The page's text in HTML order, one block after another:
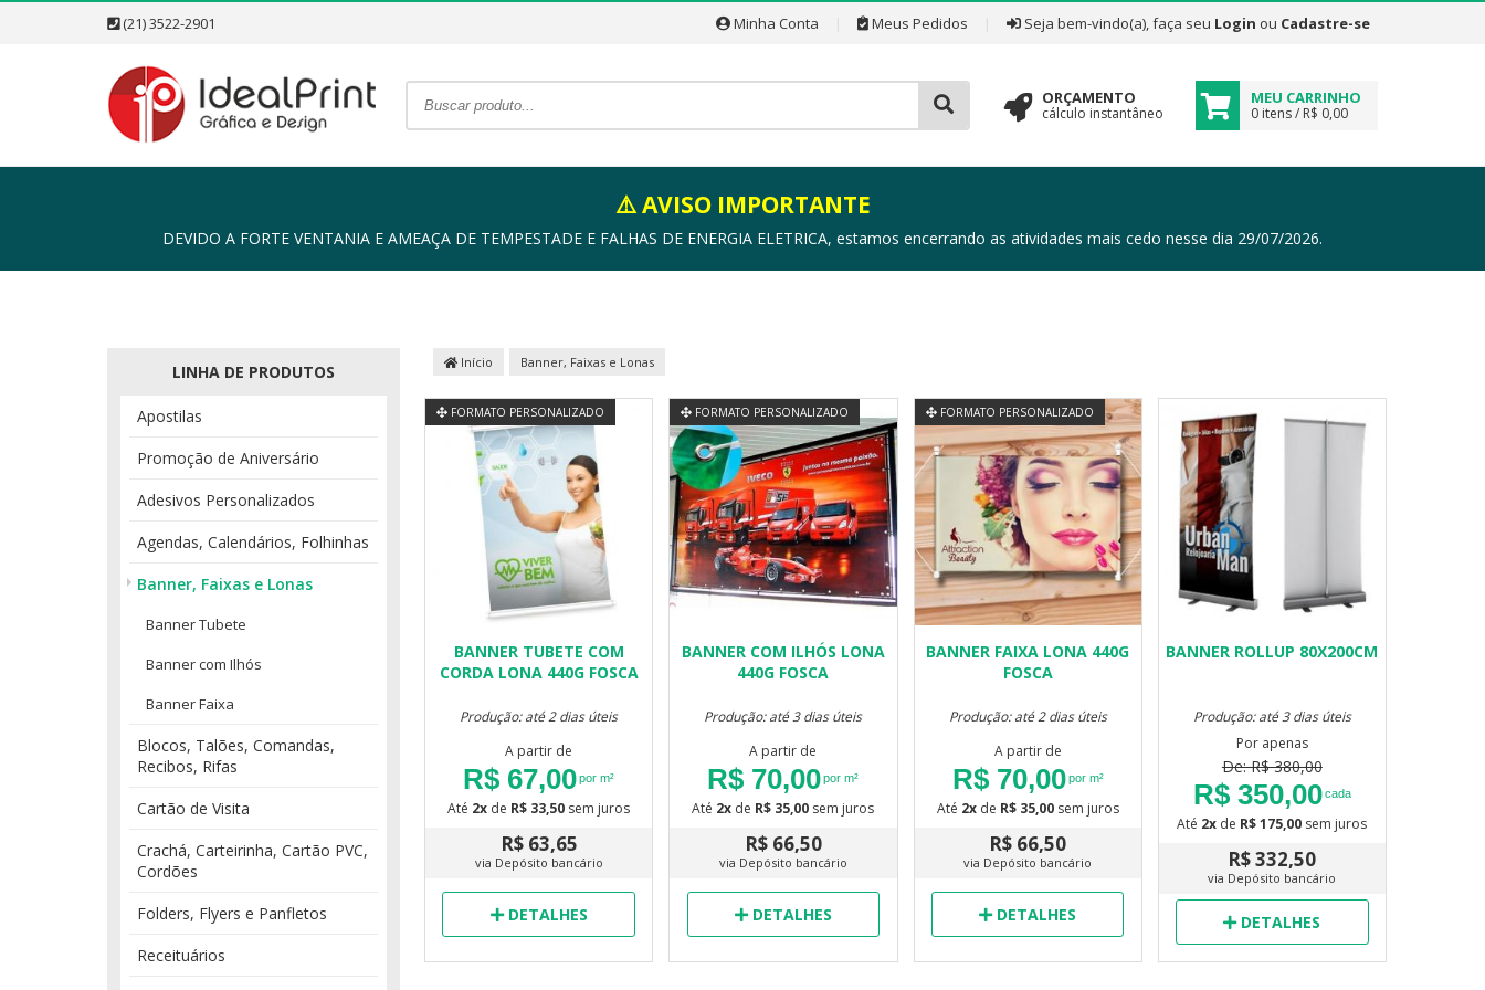
(21) 3522-2901 Minha Conta Meus Pedidos Seja bem-vindo(a), faça seu Login ou Cadastre-se
ORÇAMENTO
cálculo instantâneo
MEU CARRINHO
0 itens / R$ 0,00
⚠️ AVISO IMPORTANTE
DEVIDO A FORTE VENTANIA E AMEAÇA DE TEMPESTADE E FALHAS DE ENERGIA ELETRICA, estamos encerrando as atividades mais cedo nesse dia 29/07/2026.
LINHA DE PRODUTOS
Apostilas
Promoção de Aniversário
Adesivos Personalizados
Agendas, Calendários, Folhinhas
Banner, Faixas e Lonas
Banner Tubete
Banner com Ilhós
Banner Faixa
Blocos, Talões, Comandas,
Recibos, Rifas
Cartão de Visita
Crachá, Carteirinha, Cartão PVC,
Cordões
Folders, Flyers e Panfletos
Receituários
Início Banner, Faixas e Lonas
FORMATO PERSONALIZADO
BANNER TUBETE COM
CORDA LONA 440G FOSCA
Produção: até 2 dias úteis
A partir de
R$ 67,00por m²
Até 2x de R$ 33,50 sem juros
R$ 63,65
via Depósito bancário
DETALHES
FORMATO PERSONALIZADO
BANNER COM ILHÓS LONA
440G FOSCA
Produção: até 3 dias úteis
A partir de
R$ 70,00por m²
Até 2x de R$ 35,00 sem juros
R$ 66,50
via Depósito bancário
DETALHES
FORMATO PERSONALIZADO
BANNER FAIXA LONA 440G
FOSCA
Produção: até 2 dias úteis
A partir de
R$ 70,00por m²
Até 2xde R$ 35,00sem juros
R$ 66,50
via Depósito bancário
DETALHES
BANNER ROLLUP 80X200CM
Produção: até 3 dias úteis
Por apenas
De: R$ 380,00
R$ 350,00cada
Até 2x de R$ 175,00 sem juros
R$ 332,50
via Depósito bancário
DETALHES